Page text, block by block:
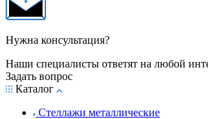
Нужна консультация?
Наши специалисты ответят на любой
Задать вопрос
Каталог
Стеллажи металлические